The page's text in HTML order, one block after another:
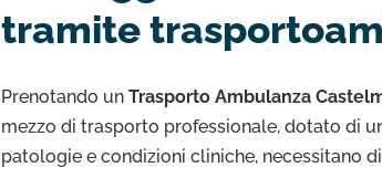
tramite
Prenotando un Trasporto Ambulanza
mezzo di trasporto professionale, dotato di
patologie e condizioni cliniche, necessitano di